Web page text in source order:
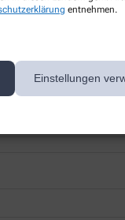
entnehmen.
Einstellungen